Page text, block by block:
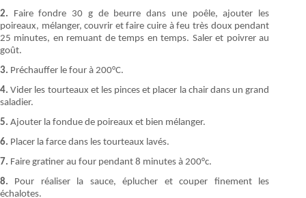
2. Faire fondre 30 g de beurre dans une poêle, ajouter les
poireaux, mélanger, couvrir et faire cuire à feu très doux pendant
25 minutes, en remuant de temps en temps. Saler et poivrer au
goût.
3. Préchauffer le four à 200°C.
4.Vider les tourteaux et les pinces et placer la chair dans un grand
saladier.
5. Ajouter la fondue de poireaux et bien mélanger.
6. Placer la farce dans les tourteaux lavés.
7. Faire gratiner au four pendant 8 minutes à 200°c.
8. Pour réaliser la sauce, éplucher et couper finement les
échalotes.